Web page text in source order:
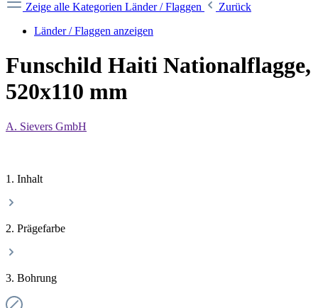
Zeige alle Kategorien Länder / Flaggen
Zurück
Länder / Flaggen anzeigen
Funschild Haiti Nationalflagge,
520x110 mm
A. Sievers GmbH
1. Inhalt
2. Prägefarbe
3. Bohrung